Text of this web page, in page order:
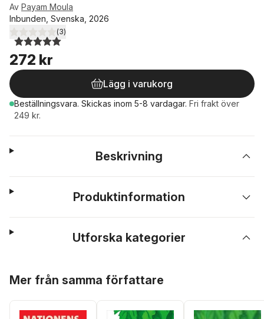
Av Payam Moula
Inbunden, Svenska, 2026
5,0utav 5 stjärnor. Totalt antal röster:
(3)
272 kr
Lägg i varukorg
Beställningsvara. Skickas inom 5-8 vardagar. Fri frakt över
249 kr.
Beskrivning
Produktinformation
Utforska kategorier
Mer från samma författare